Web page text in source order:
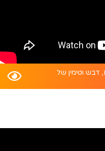
דבש וטימין של